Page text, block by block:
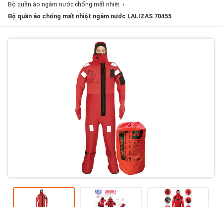
Bộ quần áo ngâm nước chống mất nhiệt ›
Bộ quần áo chống mất nhiệt ngâm nước LALIZAS 70455